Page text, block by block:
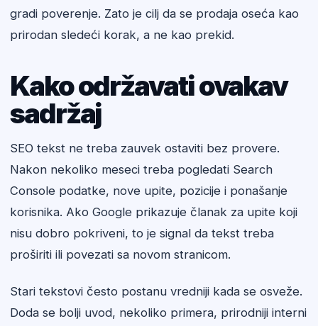
gradi poverenje. Zato je cilj da se prodaja oseća kao
prirodan sledeći korak, a ne kao prekid.
Kako održavati ovakav
sadržaj
SEO tekst ne treba zauvek ostaviti bez provere.
Nakon nekoliko meseci treba pogledati Search
Console podatke, nove upite, pozicije i ponašanje
korisnika. Ako Google prikazuje članak za upite koji
nisu dobro pokriveni, to je signal da tekst treba
proširiti ili povezati sa novom stranicom.
Stari tekstovi često postanu vredniji kada se osveže.
Doda se bolji uvod, nekoliko primera, prirodniji interni